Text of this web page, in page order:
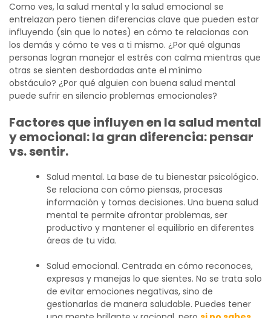
Como ves, la salud mental y la salud emocional se
entrelazan pero tienen diferencias clave que pueden estar
influyendo (sin que lo notes) en cómo te relacionas con
los demás y cómo te ves a ti mismo. ¿Por qué algunas
personas logran manejar el estrés con calma mientras que
otras se sienten desbordadas ante el mínimo
obstáculo? ¿Por qué alguien con buena salud mental
puede sufrir en silencio problemas emocionales?
Factores que influyen en la salud mental
y emocional: la gran diferencia: pensar
vs. sentir.
Salud mental. La base de tu bienestar psicológico.
Se relaciona con cómo piensas, procesas
información y tomas decisiones. Una buena salud
mental te permite afrontar problemas, ser
productivo y mantener el equilibrio en diferentes
áreas de tu vida.
Salud emocional. Centrada en cómo reconoces,
expresas y manejas lo que sientes. No se trata solo
de evitar emociones negativas, sino de
gestionarlas de manera saludable. Puedes tener